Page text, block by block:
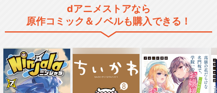
dアニメストアなら
原作コミック＆ノベルも購入できる！